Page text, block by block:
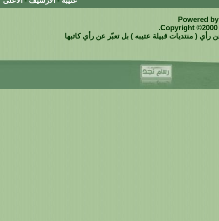
Powered
Copyright ©2000
رأي ( منتديات قبيلة عتيبه ) بل تعبّر عن رأي كاتبها